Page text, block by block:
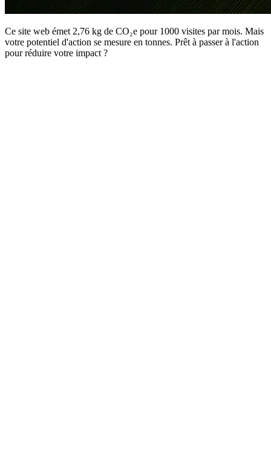
Ce site web émet 2,76 kg de CO₂e pour 1000 visites par mois. Mais
votre potentiel d'action se mesure en tonnes. Prêt à passer à l'action
pour réduire votre impact ?